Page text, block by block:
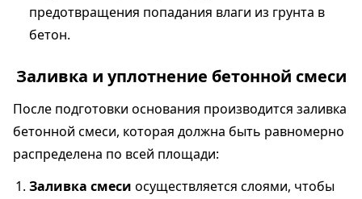
предотвращения попадания влаги из грунта в
бетон.
Заливка и уплотнение бетонной смеси
После подготовки основания производится заливка
бетонной смеси, которая должна быть равномерно
распределена по всей площади:
Заливка смеси осуществляется слоями, чтобы